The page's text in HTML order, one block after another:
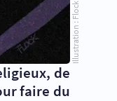
Illustration : Flock
de
faire du